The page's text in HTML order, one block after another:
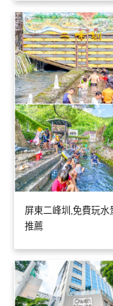
屏東二峰圳,免費玩
推薦